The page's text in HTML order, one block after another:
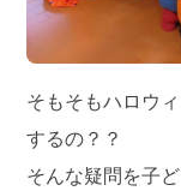
そもそもハロウ
するの？？
そんな疑問を子